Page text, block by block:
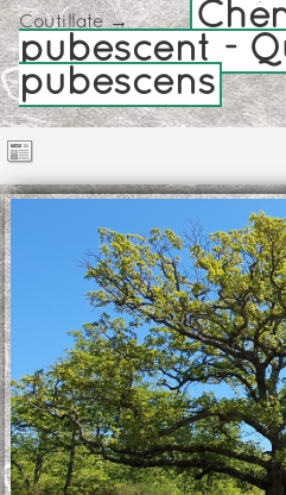
Coutillate→
pubescent -
pubescens